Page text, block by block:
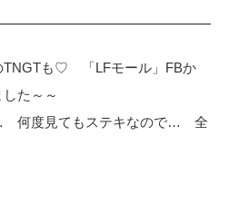
TNGTも♡ 「LFモール」FBか
た～～
何度見てもステキなので… 全